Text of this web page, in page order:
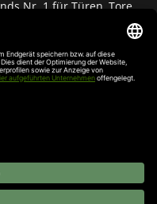
Nr. 1 für Türen, Tore
2022
ums Haus“
erlebten Kundenservice
Rang (Türen, Tore &